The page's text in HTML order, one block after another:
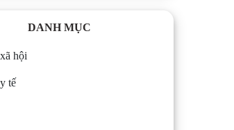
DANH MỤC
hội
tế